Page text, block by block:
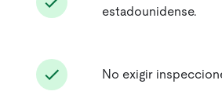
estadounidense.
No exigir